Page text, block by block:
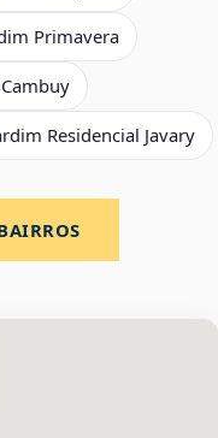
Primavera
Residencial Javary